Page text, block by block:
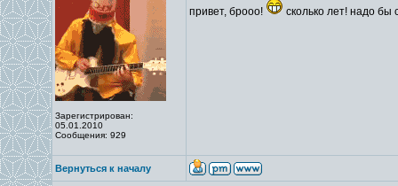
Зарегистрирован:
05.01.2010
Сообщения: 929
привет, брооо! сколько лет! надо бы
Вернуться к началу